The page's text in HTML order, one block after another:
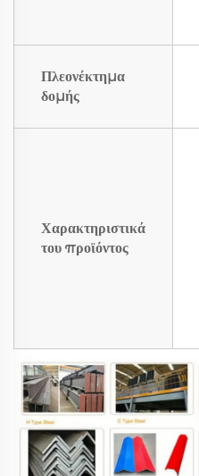
Πλεονέκτημα
δομής
Χαρακτηριστικά
του προϊόντος